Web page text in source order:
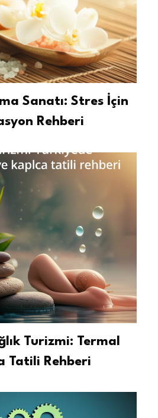
Sanatı: Stres İçin
Rehberi
Turizmi: Termal
Tatili Rehberi